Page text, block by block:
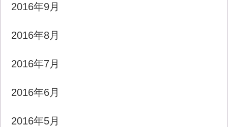
2016年9月
2016年8月
2016年7月
2016年6月
2016年5月